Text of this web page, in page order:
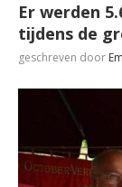
Er werden
tijdens de
geschreven door